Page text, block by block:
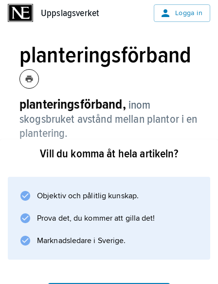
Uppslagsverket Logga in
planteringsförband
planteringsförband, inom
skogsbruket avstånd mellan plantor i en
plantering.
Information om artikeln
Vill du komma åt hela artikeln?
Objektiv och pålitlig kunskap.
Prova det, du kommer att gilla det!
Marknadsledare i Sverige.